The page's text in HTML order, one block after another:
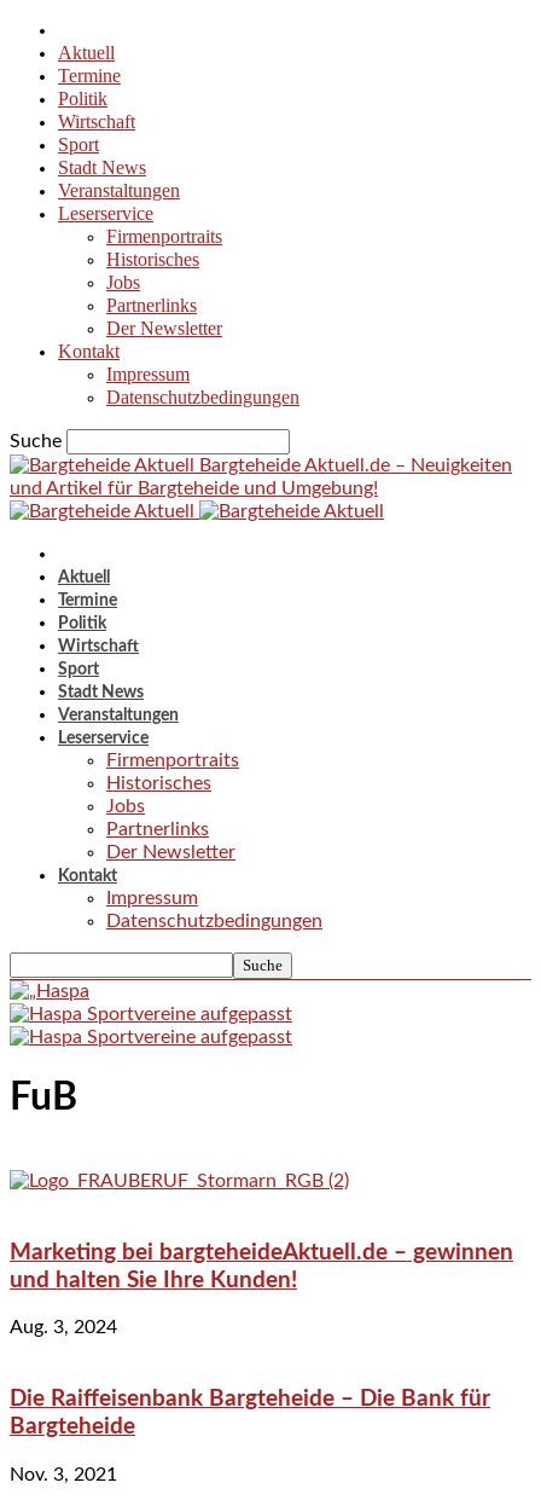
Aktuell
Termine
Politik
Wirtschaft
Sport
Stadt News
Veranstaltungen
Leserservice
Firmenportraits
Historisches
Jobs
Partnerlinks
Der Newsletter
Kontakt
Impressum
Datenschutzbedingungen
Suche
Bargteheide Aktuell.de – Neuigkeiten
und Artikel für Bargteheide und Umgebung!
Aktuell
Termine
Politik
Wirtschaft
Sport
Stadt News
Veranstaltungen
Leserservice
Firmenportraits
Historisches
Jobs
Partnerlinks
Der Newsletter
Kontakt
Impressum
Datenschutzbedingungen
FuB
Marketing bei bargteheideAktuell.de – gewinnen
und halten Sie Ihre Kunden!
Aug. 3, 2024
Die Raiffeisenbank Bargteheide – Die Bank für
Bargteheide
Nov. 3, 2021